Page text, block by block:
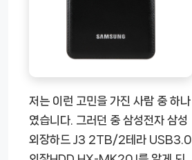
저는 이런 고민을 가진 사람 중 하나
였습니다. 그러던 중 삼성전자 삼성
외장하드 J3 2TB/2테라 USB3.0